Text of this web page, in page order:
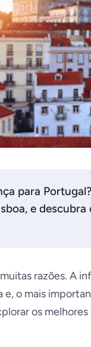
para
e
razões. A
o mais
os